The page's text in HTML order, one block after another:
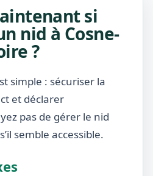
si
nid à Cosne-
?
simple : sécuriser la
et déclarer
pas de gérer le nid
semble accessible.